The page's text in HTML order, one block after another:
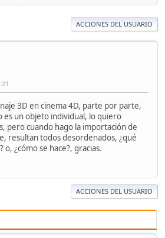
ACCIONES DEL USUARIO
3D en cinema 4D, parte por parte,
es un objeto individual, lo quiero
pero cuando hago la importación de
resultan todos desordenados, ¿qué
o, ¿cómo se hace?, gracias.
ACCIONES DEL USUARIO